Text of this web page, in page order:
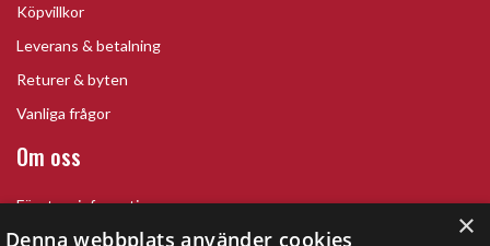
Köpvillkor
Leverans & betalning
Returer & byten
Vanliga frågor
Om oss
Företagsinformation
×
Denna webbplats använder cookies